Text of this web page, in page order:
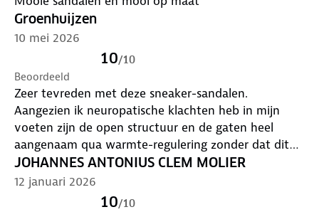
Groenhuijzen
10 mei 2026
10/10
Beoordeeld
Zeer tevreden met deze sneaker-sandalen.
Aangezien ik neuropatische klachten heb in mijn
voeten zijn de open structuur en de gaten heel
aangenaam qua warmte-regulering zonder dat dit
erg negatief opvalt. Ik heb t gevoel dat ik op een
moderne sportschoen loop. Ook met dunne sokken
zeer geschikt voor langere wandelingen.
JOHANNES ANTONIUS CLEM MOLIER
12 januari 2026
10/10